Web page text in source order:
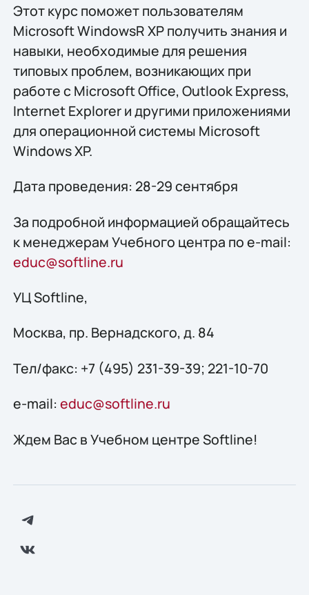
Этот курс поможет пользователям
Microsoft WindowsR XP получить знания и
навыки, необходимые для решения
типовых проблем, возникающих при
работе с Microsoft Office, Outlook Express,
Internet Explorer и другими приложениями
для операционной системы Microsoft
Windows XP.
Дата проведения: 28-29 сентября
За подробной информацией обращайтесь
к менеджерам Учебного центра по e-mail:
educ@softline.ru
УЦ Softline,
Москва, пр. Вернадского, д. 84
Тел/факс: +7 (495) 231-39-39; 221-10-70
e-mail: educ@softline.ru
Ждем Вас в Учебном центре Softline!